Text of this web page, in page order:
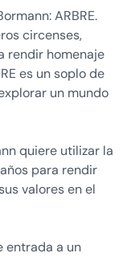
ARBRE.
circenses,
rendir homenaje
es un soplo de
un mundo
quiere utilizar la
para rendir
valores en el
entrada a un